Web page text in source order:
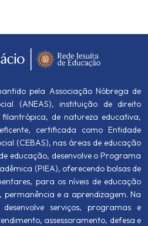
pela Associação Nóbrega de
(ANEAS), instituição de direito
de natureza educativa,
certificada como Entidade
(CEBAS), nas áreas de educação
educação, desenvolve o Programa
(PIEA), oferecendo bolsas de
para os níveis de educação
e a aprendizagem. Na
serviços, programas e
assessoramento, defesa e